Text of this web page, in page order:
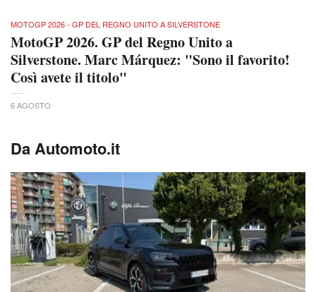
MOTOGP 2026 - GP DEL REGNO UNITO A SILVERSTONE
MotoGP 2026. GP del Regno Unito a
Silverstone. Marc Márquez: "Sono il favorito!
Così avete il titolo"
6 AGOSTO
Da Automoto.it